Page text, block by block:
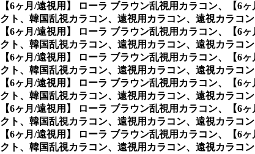
【6ヶ月/遠視用】 ローラ ブラウン乱視用カラコン、
【6
クト、韓国乱視カラコン、遠視用カラコン、遠視カラコ
【6ヶ月/遠視用】 ローラ ブラウン乱視用カラコン、
【6
クト、韓国乱視カラコン、遠視用カラコン、遠視カラコ
【6ヶ月/遠視用】 ローラ ブラウン乱視用カラコン、
【6
クト、韓国乱視カラコン、遠視用カラコン、遠視カラコ
【6ヶ月/遠視用】 ローラ ブラウン乱視用カラコン、
【6
クト、韓国乱視カラコン、遠視用カラコン、遠視カラコ
【6ヶ月/遠視用】 ローラ ブラウン乱視用カラコン、
【6
クト、韓国乱視カラコン、遠視用カラコン、遠視カラコ
【6ヶ月/遠視用】 ローラ ブラウン乱視用カラコン、
【6
クト、韓国乱視カラコン、遠視用カラコン、遠視カラコ